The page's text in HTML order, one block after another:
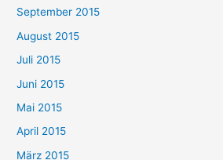
September 2015
August 2015
Juli 2015
Juni 2015
Mai 2015
April 2015
März 2015